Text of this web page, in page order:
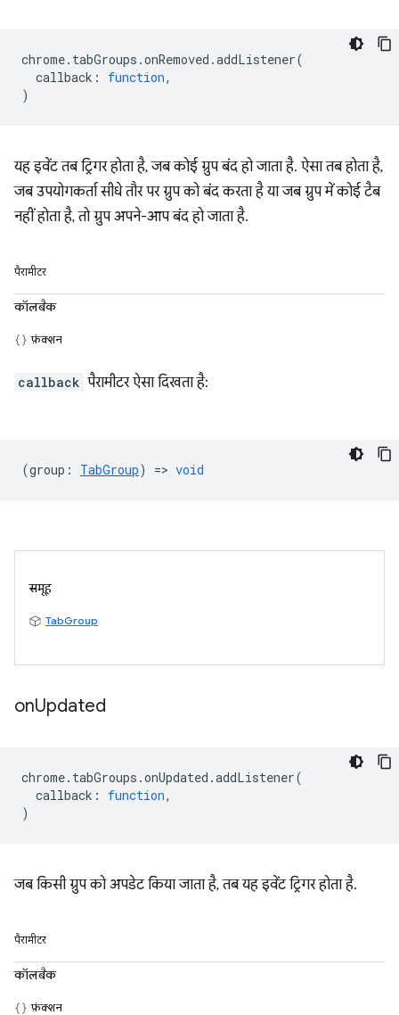
chrome. tabGroups .onRemoved .addListener(
callback : function,
)
यह इवेंट तब ट्रिगर होता है, जब कोई ग्रुप बंद हो जाता है. ऐसा तब होता है,
जब उपयोगकर्ता सीधे तौर पर ग्रुप को बंद करता है या जब ग्रुप में कोई टैब
नहीं होता है, तो ग्रुप अपने-आप बंद हो जाता है.
पैरामीटर
कॉलबैक
फ़ंक्शन
callback पैरामीटर ऐसा दिखता है:
(group : TabGroup) => void
समूह
TabGroup
onUpdated
chrome. tabGroups .onUpdated .addListener(
callback : function,
)
जब किसी ग्रुप को अपडेट किया जाता है, तब यह इवेंट ट्रिगर होता है.
पैरामीटर
कॉलबैक
फ़ंक्शन